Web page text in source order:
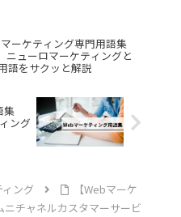
マーケティング専門用語集
ニューロマーケティングと
語をサクッと解説
集
ング
ング
【Webマーケ
チャネルカスタマーサービ